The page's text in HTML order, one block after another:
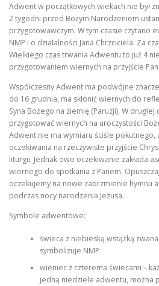
KONTAKT STRONA GŁÓWNA
Adwent w początkowych wiekach nie był
2 tygodni przed Bożym Narodzeniem
przygotowawczym. W tym czasie czytano
NMP i o działalności Jana Chrzciciela. Za
Wielkiego czas trwania Adwentu to już 4
przygotowaniem wiernych na przyjście
Współczesny Adwent ma podwójne
do 16 grudnia, ma skłonić wiernych do
Syna Bożego na ziemię (Paruzji). W drugiej
przygotować wiernych na uroczystości
Adwent nie ma wymiaru ściśle pokutnego,
oczekiwania na rzeczywiste przyjście
liturgii. Jednak owo oczekiwanie zakłada
wiernego do spotkania z Panem.
oczekujemy na nowe zabrzmienie hymnu
podczas nocy narodzenia Jezusa.
Symbole adwentowe:
świeca z niebieską wstążką
symbolizuje NMP
wieniec z czterema świecami –
jedną niedziele adwentu, można